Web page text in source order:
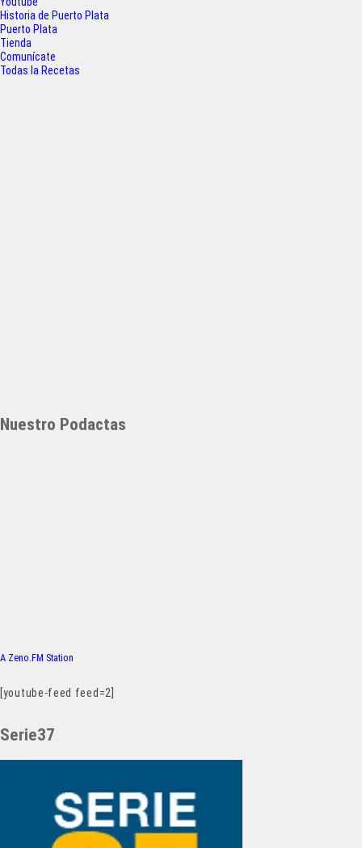
o
o
k
e
r
A
p
Historia de Puerto Plata
Puerto Plata
Tienda
Comunícate
Todas la Recetas
Nuestro Podactas
A Zeno.FM Station
[youtube-feed feed=2]
Serie37